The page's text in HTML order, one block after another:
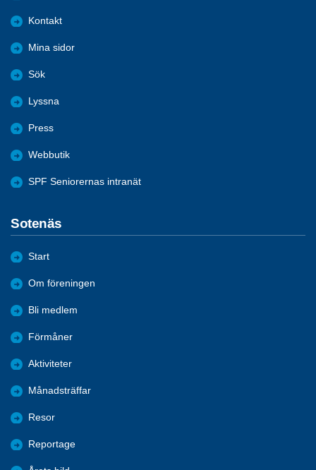
Kontakt
Mina sidor
Sök
Lyssna
Press
Webbutik
SPF Seniorernas intranät
Sotenäs
Start
Om föreningen
Bli medlem
Förmåner
Aktiviteter
Månadsträffar
Resor
Reportage